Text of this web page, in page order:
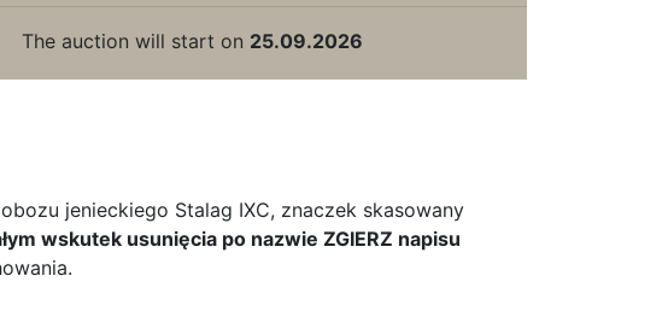
The auction will start on 25.09.2026
jenieckiego Stalag IXC, znaczek skasowany
wskutek usunięcia po nazwie ZGIERZ napisu